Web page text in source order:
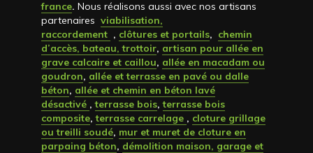
france. Nous réalisons aussi avec nos artisans
partenaires viabilisation,
raccordement , clôtures et portails, chemin
d’accès, bateau, trottoir, artisan pour allée en
grave calcaire et caillou, allée en macadam ou
goudron, allée et terrasse en pavé ou dalle
béton, allée et chemin en béton lavé
désactivé ,terrasse bois,terrasse bois
composite,terrasse carrelage , cloture grillage
ou treilli soudé, mur et muret de cloture en
parpaing béton, démolition maison, garage et